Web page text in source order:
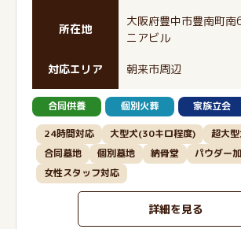
所在地
大阪府豊中市豊南町
ニアビル
対応エリア 朝来市周辺
合同供養 個別火葬 家族立会
24時間対応 大型犬(30キロ程度)
超大
合同墓地
個別墓地 納骨堂
パウダー
女性スタッフ対応
詳細を見る